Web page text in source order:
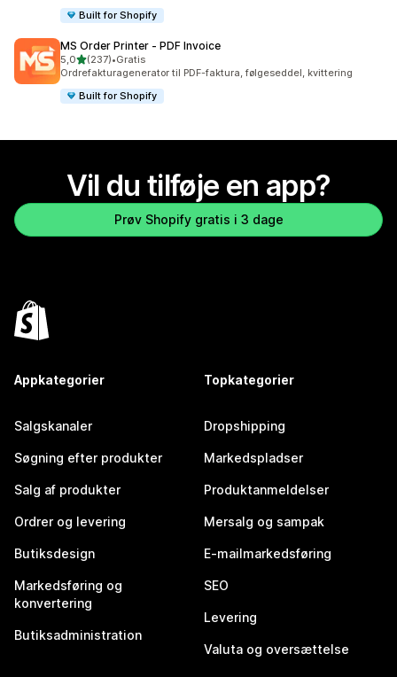
Built for Shopify
MS Order Printer ‑ PDF Invoice
5,0ud af 5 stjerner
(237)
237 anmeldelser i alt
•Gratis
Ordrefakturagenerator til PDF-faktura, følgeseddel, kvittering
Built for Shopify
Vil du tilføje en app?
Prøv Shopify gratis i 3 dage
Appkategorier
Salgskanaler
Søgning efter produkter
Salg af produkter
Ordrer og levering
Butiksdesign
Markedsføring og
konvertering
Butiksadministration
Topkategorier
Dropshipping
Markedspladser
Produktanmeldelser
Mersalg og sampak
E-mailmarkedsføring
SEO
Levering
Valuta og oversættelse